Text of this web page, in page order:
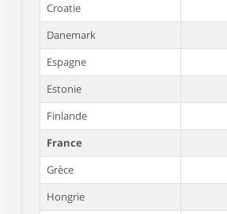
Croatie
Danemark
Espagne
Estonie
Finlande
France
Grèce
Hongrie